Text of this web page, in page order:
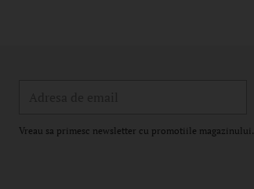
email
Vreau sa primesc newsletter cu promotiile magazinului.